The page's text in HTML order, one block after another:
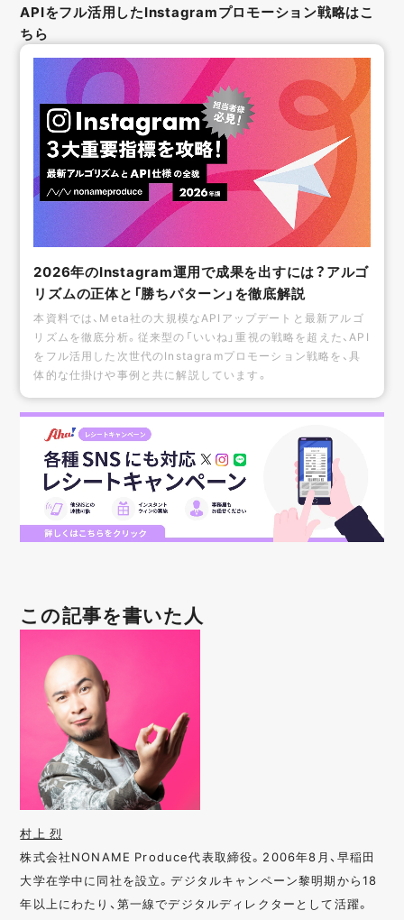
APIをフル活用したInstagramプロモーション戦略はこ
ちら
2026年のInstagram運用で成果を出すには？アルゴ
リズムの正体と「勝ちパターン」を徹底解説
本資料では、Meta社の大規模なAPIアップデートと最新アルゴ
リズムを徹底分析。従来型の「いいね」重視の戦略を超えた、API
をフル活用した次世代のInstagramプロモーション戦略を、具
体的な仕掛けや事例と共に解説しています。
この記事を書いた人
村上 烈
株式会社NONAME Produce代表取締役。2006年8月、早稲田
大学在学中に同社を設立。デジタルキャンペーン黎明期から18
年以上にわたり、第一線でデジタルディレクターとして活躍。